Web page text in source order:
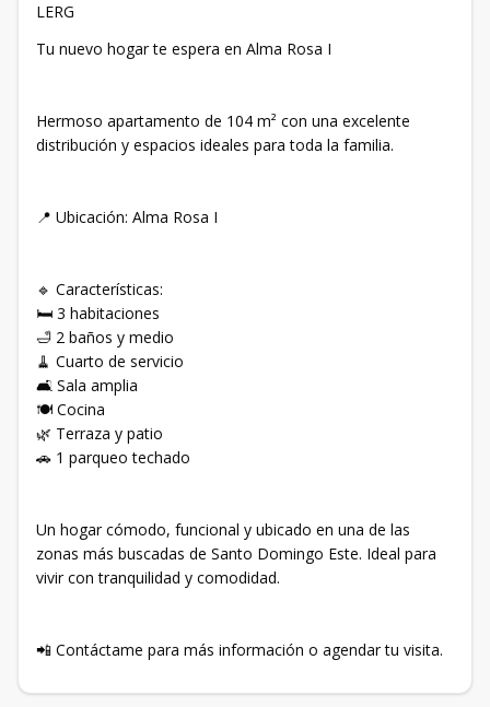
LERG
Tu nuevo hogar te espera en Alma Rosa I
Hermoso apartamento de 104 m² con una excelente
distribución y espacios ideales para toda la familia.
📍 Ubicación: Alma Rosa I
🔹 Características:
🛏️ 3 habitaciones
🛁 2 baños y medio
🧹 Cuarto de servicio
🛋️ Sala amplia
🍽️ Cocina
🌿 Terraza y patio
🚗 1 parqueo techado
Un hogar cómodo, funcional y ubicado en una de las
zonas más buscadas de Santo Domingo Este. Ideal para
vivir con tranquilidad y comodidad.
📲 Contáctame para más información o agendar tu visita.